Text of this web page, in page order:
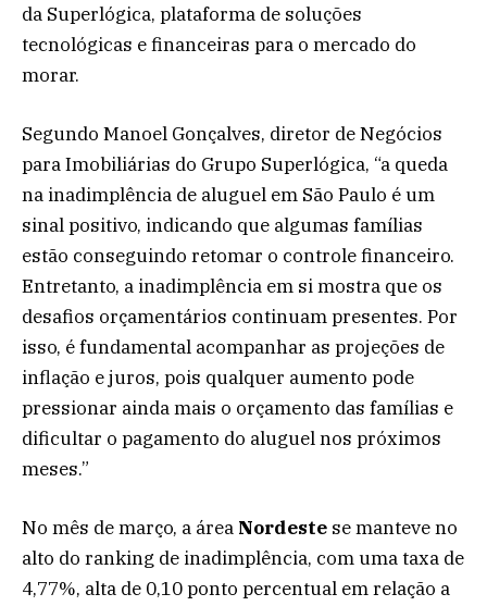
da Superlógica, plataforma de soluções
tecnológicas e financeiras para o mercado do
morar.
Segundo Manoel Gonçalves, diretor de Negócios
para Imobiliárias do Grupo Superlógica, “a queda
na inadimplência de aluguel em São Paulo é um
sinal positivo, indicando que algumas famílias
estão conseguindo retomar o controle financeiro.
Entretanto, a inadimplência em si mostra que os
desafios orçamentários continuam presentes. Por
isso, é fundamental acompanhar as projeções de
inflação e juros, pois qualquer aumento pode
pressionar ainda mais o orçamento das famílias e
dificultar o pagamento do aluguel nos próximos
meses.”
No mês de março, a área Nordeste se manteve no
alto do ranking de inadimplência, com uma taxa de
4,77%, alta de 0,10 ponto percentual em relação a